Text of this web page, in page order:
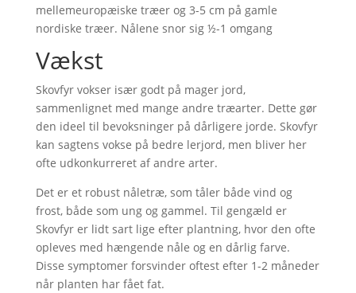
mellemeuropæiske træer og 3-5 cm på gamle
nordiske træer. Nålene snor sig ½-1 omgang
Vækst
Skovfyr vokser især godt på mager jord,
sammenlignet med mange andre træarter. Dette gør
den ideel til bevoksninger på dårligere jorde. Skovfyr
kan sagtens vokse på bedre lerjord, men bliver her
ofte udkonkurreret af andre arter.
Det er et robust nåletræ, som tåler både vind og
frost, både som ung og gammel. Til gengæld er
Skovfyr er lidt sart lige efter plantning, hvor den ofte
opleves med hængende nåle og en dårlig farve.
Disse symptomer forsvinder oftest efter 1-2 måneder
når planten har fået fat.